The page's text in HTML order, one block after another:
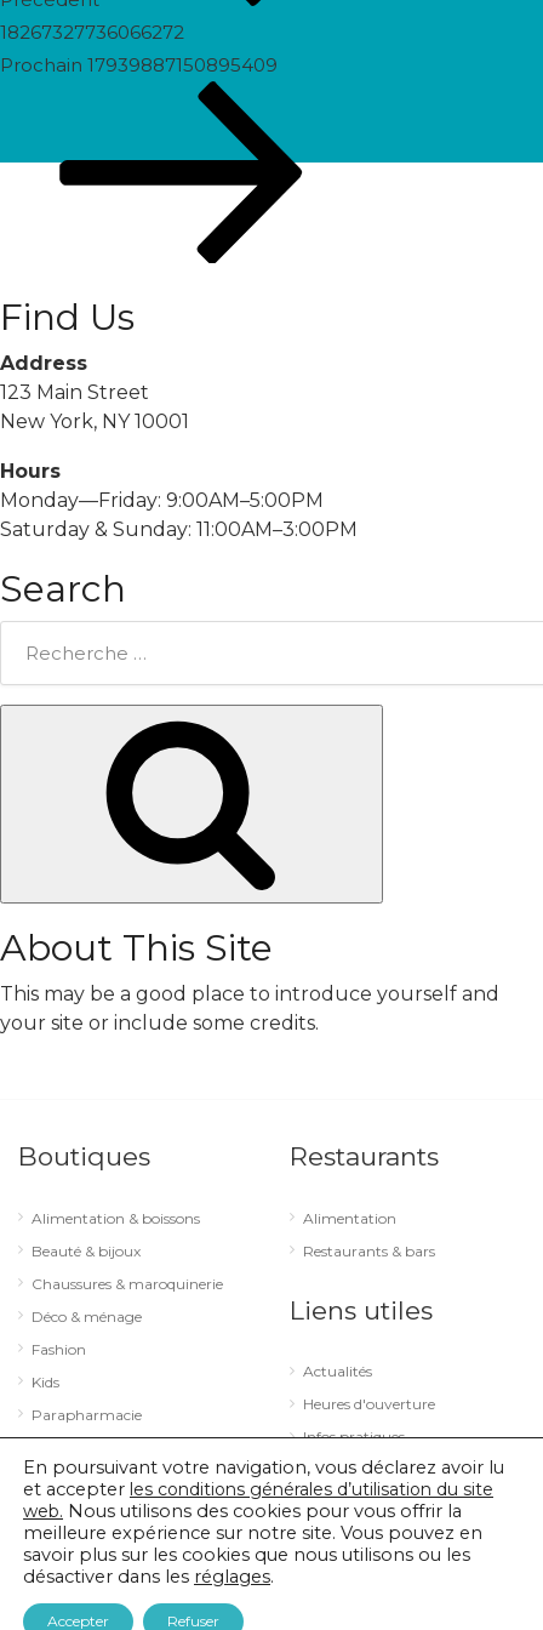
18267327736066272
Prochain
Prochain 17939887150895409
Find Us
Address
123 Main Street
New York, NY 10001
Hours
Monday—Friday: 9:00AM–5:00PM
Saturday & Sunday: 11:00AM–3:00PM
Search
About This Site
This may be a good place to introduce yourself and
your site or include some credits.
Boutiques
Alimentation & boissons
Beauté & bijoux
Chaussures & maroquinerie
Déco & ménage
Fashion
Kids
Parapharmacie
Sport & loisirs
Technologie & optique
Restaurants
Alimentation
Restaurants & bars
Liens utiles
Actualités
Heures d'ouverture
Infos pratiques
© 2026 City Concorde |Mentions légales
En poursuivant votre navigation, vous déclarez avoir lu
et accepter les conditions générales d’utilisation du site
web. Nous utilisons des cookies pour vous offrir la
meilleure expérience sur notre site. Vous pouvez en
savoir plus sur les cookies que nous utilisons ou les
désactiver dans les réglages.
Accepter Refuser